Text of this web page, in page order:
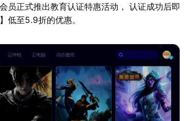
员正式推出教育认证特惠活动， 认证成功后即
】低至5.9折的优惠。